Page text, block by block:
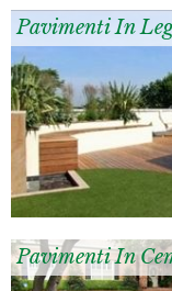
Pavimenti In
Pavimenti In